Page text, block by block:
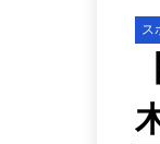
ス